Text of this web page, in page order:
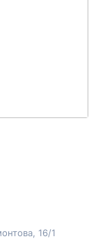
, 16/1